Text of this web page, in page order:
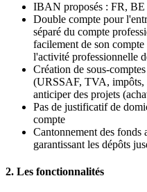
IBAN proposés : FR, BE
Double compte pour
séparé du compte
facilement de son compte
l'activité professionnelle
Création de sous-
(URSSAF, TVA, impôts,
anticiper des projets
Pas de justificatif de
compte
Cantonnement des
garantissant les dépôts
2. Les fonctionnalités